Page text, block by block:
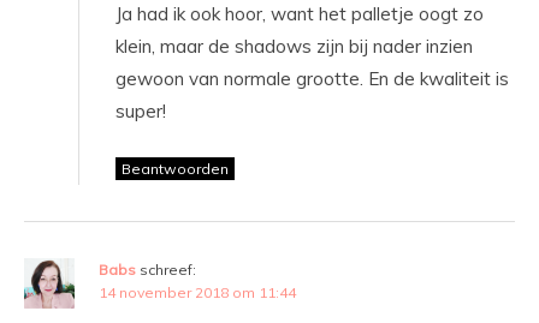
Ja had ik ook hoor, want het palletje oogt zo
klein, maar de shadows zijn bij nader inzien
gewoon van normale grootte. En de kwaliteit is
super!
Beantwoorden
Babs schreef:
14 november 2018 om 11:44